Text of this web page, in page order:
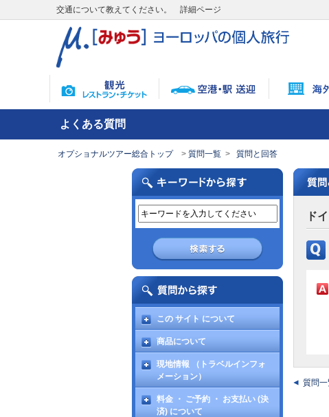
交通について教えてください。 詳細ページ
よくある質問
オプショナルツアー総合トップ 質問一覧 質問と回答
この サイト について
商品について
現地情報 （トラベルインフォ
メーション）
料金 ・ ご予約 ・ お支払い (決
済) について
ド
質問